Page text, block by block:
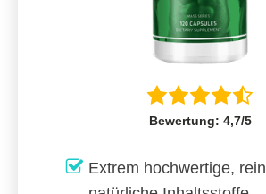
Bewertung: 4,7/5
Extrem hochwertige, rein